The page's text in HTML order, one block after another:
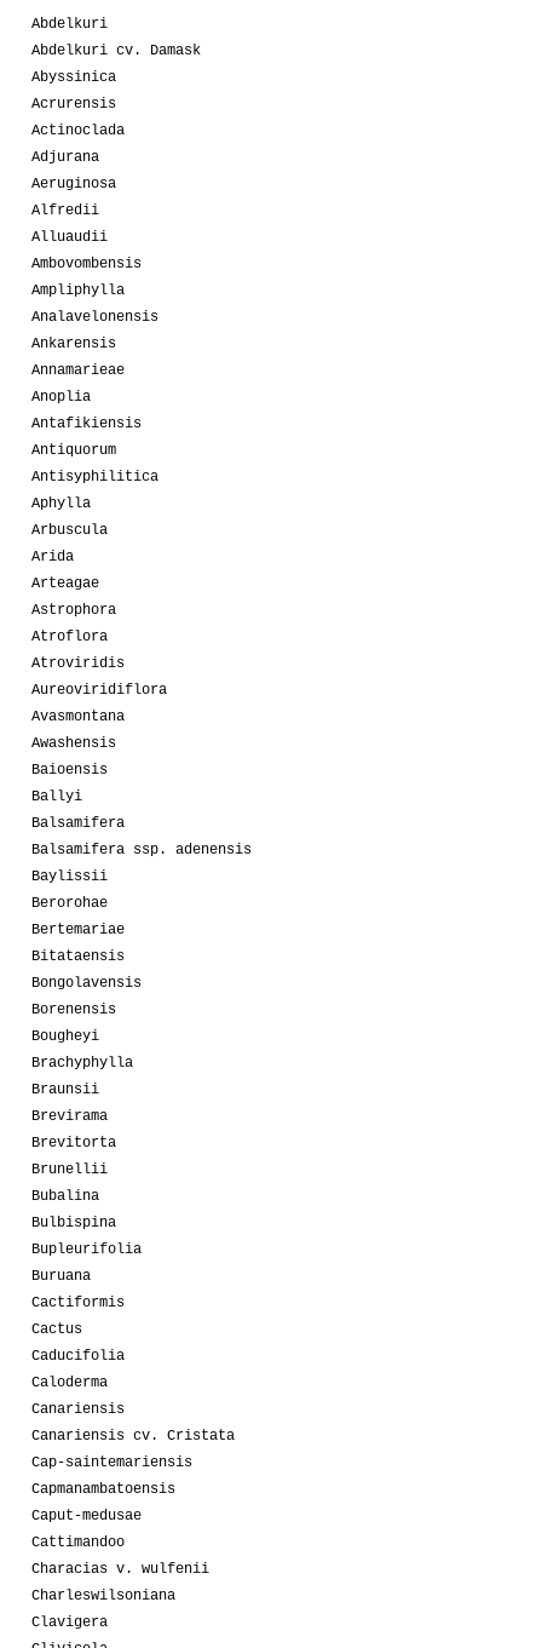
Abdelkuri
Abdelkuri cv. Damask
Abyssinica
Acrurensis
Actinoclada
Adjurana
Aeruginosa
Alfredii
Alluaudii
Ambovombensis
Ampliphylla
Analavelonensis
Ankarensis
Annamarieae
Anoplia
Antafikiensis
Antiquorum
Antisyphilitica
Aphylla
Arbuscula
Arida
Arteagae
Astrophora
Atroflora
Atroviridis
Aureoviridiflora
Avasmontana
Awashensis
Baioensis
Ballyi
Balsamifera
Balsamifera ssp. adenensis
Baylissii
Berorohae
Bertemariae
Bitataensis
Bongolavensis
Borenensis
Bougheyi
Brachyphylla
Braunsii
Brevirama
Brevitorta
Brunellii
Bubalina
Bulbispina
Bupleurifolia
Buruana
Cactiformis
Cactus
Caducifolia
Caloderma
Canariensis
Canariensis cv. Cristata
Cap-saintemariensis
Capmanambatoensis
Caput-medusae
Cattimandoo
Characias v. wulfenii
Charleswilsoniana
Clavigera